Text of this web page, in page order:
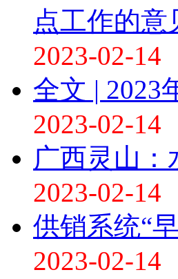
点工作的意
2023-02-14
全文 | 2023
2023-02-14
广西灵山：
2023-02-14
供销系统“
2023-02-14